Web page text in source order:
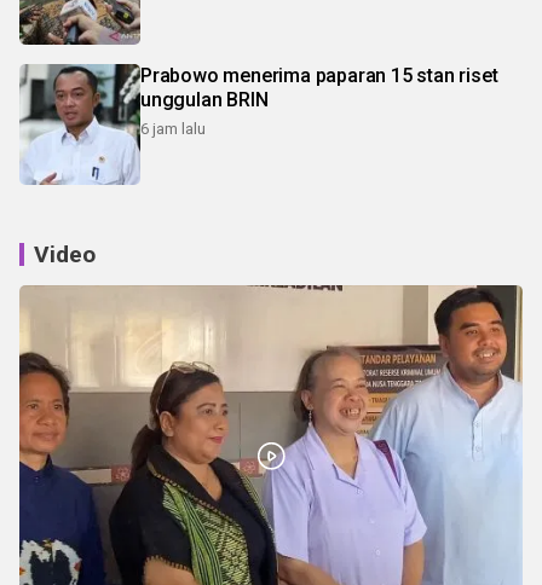
Prabowo menerima paparan 15 stan riset
unggulan BRIN
6 jam lalu
Video